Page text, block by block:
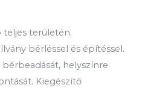
teljes területén.
bérléssel és építéssel.
bérbeadását, helyszínre
Kiegészítő